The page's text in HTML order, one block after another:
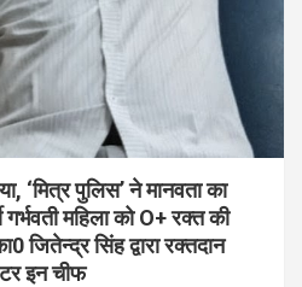
‘मित्र पुलिस’ ने मानवता का
महिला को O+ रक्त की
जितेन्द्र सिंह द्वारा रक्तदान
इन चीफ